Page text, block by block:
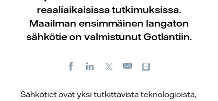
reaaliaikaisissa tutkimuksissa.
Maailman ensimmäinen langaton
sähkötie on valmistunut Gotlantiin.
FacebookLinkedIn
Sähköposti
Sähkötiet ovat yksi tutkittavista teknologioista,